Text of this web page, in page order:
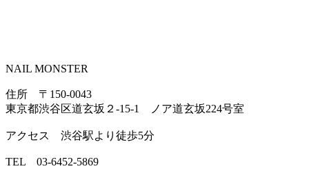
NAIL MONSTER
住所 〒150-0043
東京都渋谷区道玄坂２-15-1 ノア道玄坂224号室
アクセス 渋谷駅より徒歩5分
TEL 03-6452-5869